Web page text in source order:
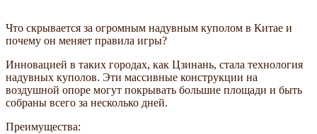
Что скрывается за огромным надувным куполом в Китае и
почему он меняет правила игры?
Инновацией в таких городах, как Цзинань, стала технология
надувных куполов. Эти массивные конструкции на
воздушной опоре могут покрывать большие площади и быть
собраны всего за несколько дней.
Преимущества: